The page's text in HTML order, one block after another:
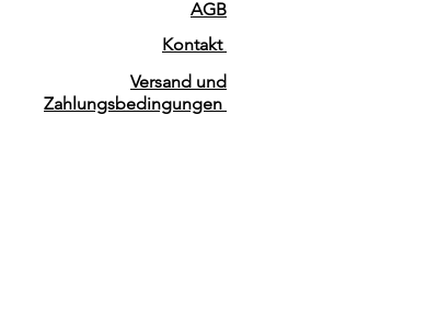
AGB
Kontakt
Versand und
Zahlungsbedingungen